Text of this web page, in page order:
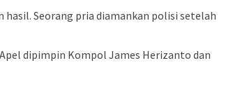
Seorang pria diamankan polisi setelah
dipimpin Kompol James Herizanto dan